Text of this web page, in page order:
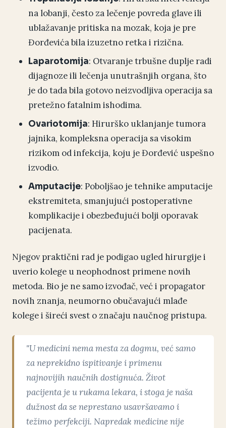
na lobanji, često za lečenje povreda glave ili
ublažavanje pritiska na mozak, koja je pre
Đorđevića bila izuzetno retka i rizična.
Laparotomija: Otvaranje trbušne duplje radi
dijagnoze ili lečenja unutrašnjih organa, što
je do tada bila gotovo neizvodljiva operacija sa
pretežno fatalnim ishodima.
Ovariotomija: Hirurško uklanjanje tumora
jajnika, kompleksna operacija sa visokim
rizikom od infekcija, koju je Đorđević uspešno
izvodio.
Amputacije: Poboljšao je tehnike amputacije
ekstremiteta, smanjujući postoperativne
komplikacije i obezbeđujući bolji oporavak
pacijenata.
Njegov praktični rad je podigao ugled hirurgije i
uverio kolege u neophodnost primene novih
metoda. Bio je ne samo izvođač, već i propagator
novih znanja, neumorno obučavajući mlađe
kolege i šireći svest o značaju naučnog pristupa.
"U medicini nema mesta za dogmu, već samo
za neprekidno ispitivanje i primenu
najnovijih naučnih dostignuća. Život
pacijenta je u rukama lekara, i stoga je naša
dužnost da se neprestano usavršavamo i
težimo perfekciji. Napredak medicine nije